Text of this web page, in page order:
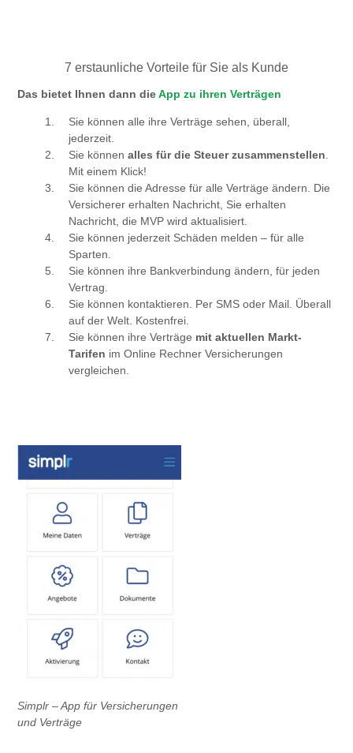
7 erstaunliche Vorteile für Sie als Kunde
Das bietet Ihnen dann dieApp zu ihren Verträgen
Sie können alle ihre Verträge sehen, überall,
jederzeit.
Sie könnenalles für die Steuer zusammenstellen.
Mit einem Klick!
Sie können die Adresse für alle Verträge ändern. Die
Versicherer erhalten Nachricht, Sie erhalten
Nachricht, die MVP wird aktualisiert.
Sie können jederzeit Schäden melden – für alle
Sparten.
Sie können ihre Bankverbindung ändern, für jeden
Vertrag.
Sie können kontaktieren. Per SMS oder Mail. Überall
auf der Welt. Kostenfrei.
Sie können ihre Verträge mit aktuellen Markt-
Tarifen im Online Rechner Versicherungen
vergleichen.
Simplr – App für Versicherungen
und Verträge